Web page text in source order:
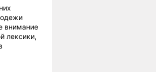
внимание
лексики,